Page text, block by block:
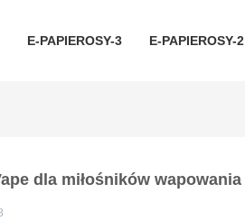
E-PAPIEROSY-3 E-PAPIEROSY-2
dla miłośników wapowania